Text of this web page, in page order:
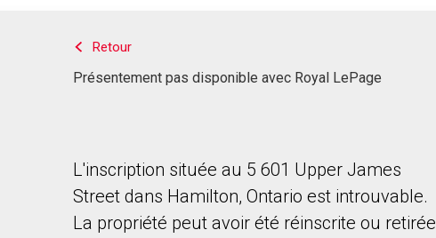
Retour
Présentement pas disponible avec Royal LePage
L'inscription située au 5 601 Upper James
Street dans Hamilton, Ontario est introuvable.
La propriété peut avoir été réinscrite ou retirée